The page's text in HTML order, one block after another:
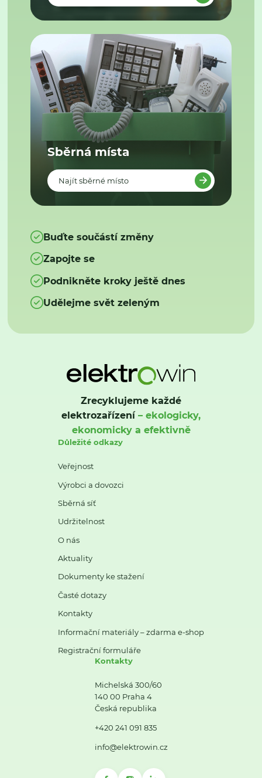
Sběrná místa
Najít sběrné místo
Buďte součástí změny
Zapojte se
Podnikněte kroky ještě dnes
Udělejme svět zeleným
Zrecyklujeme každé
elektrozařízení– ekologicky,
ekonomicky a efektivně
Důležité odkazy
Veřejnost
Výrobci a dovozci
Sběrná síť
Udržitelnost
O nás
Aktuality
Dokumenty ke stažení
Časté dotazy
Kontakty
Informační materiály – zdarma e-shop
Registrační formuláře
Kontakty
Michelská 300/60
140 00 Praha 4
Česká republika
+420 241 091 835
info@elektrowin.cz